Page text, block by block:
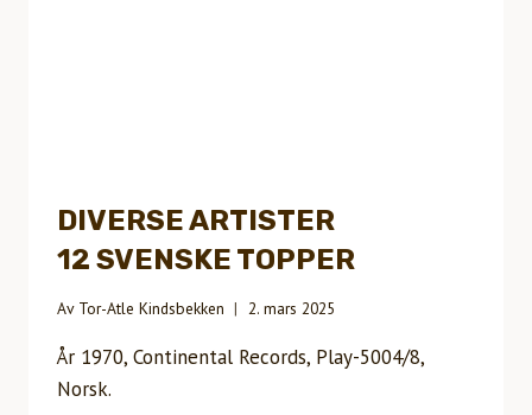
DIVERSE ARTISTER
12 SVENSKE TOPPER
Av Tor-Atle Kindsbekken 2. mars 2025
År 1970, Continental Records, Play-5004/8,
Norsk.